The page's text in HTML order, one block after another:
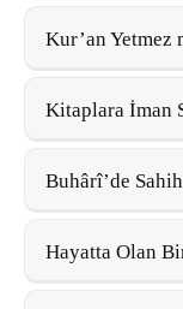
Kur’an Yetmez
Kitaplara İman
Buhârî’de
Hayatta Olan